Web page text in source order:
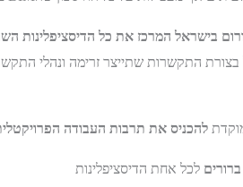
בישראל המרכז את כל הדיסציפלינות
להכניס את תרבות העבודה
לכל אחת הדיסציפלינות